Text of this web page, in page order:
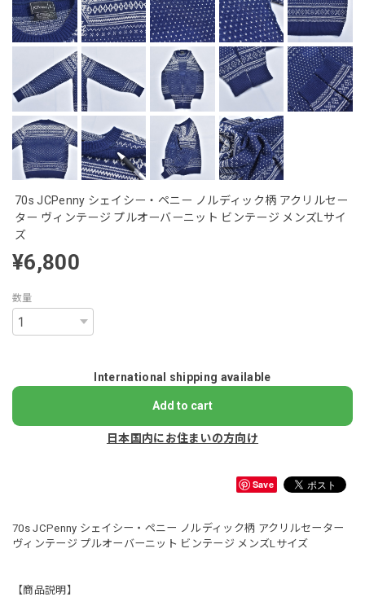
70s JCPenny シェイシー・ペニー ノルディック柄 アクリルセー
ター ヴィンテージ プルオーバーニット ビンテージ メンズLサイ
ズ
¥6,800
数量
International shipping available
Add to cart
日本国内にお住まいの方向け
Save
70s JCPenny シェイシー・ペニー ノルディック柄 アクリルセーター
ヴィンテージ プルオーバーニット ビンテージ メンズLサイズ
【商品説明】